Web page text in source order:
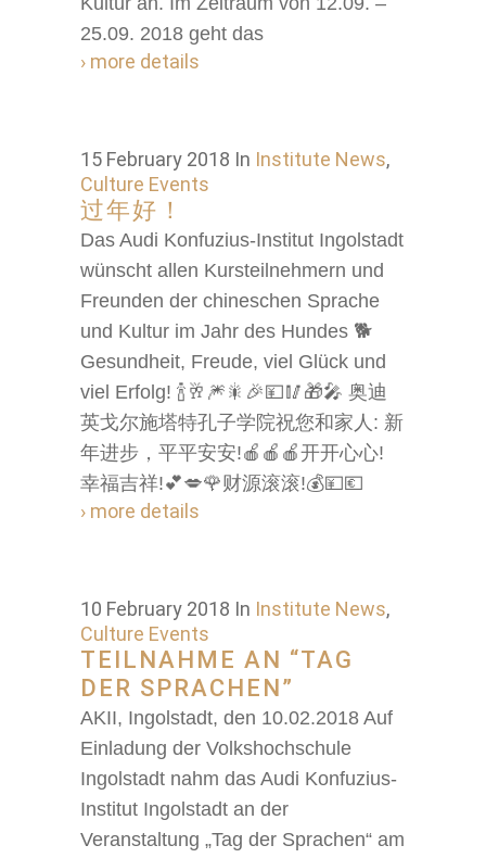
25.09. 2018 geht das
› more details
15 February 2018 In Institute News,
Culture Events
过年好！
Das Audi Konfuzius-Institut Ingolstadt
wünscht allen Kursteilnehmern und
Freunden der chineschen Sprache
und Kultur im Jahr des Hundes 🐕
Gesundheit, Freude, viel Glück und
viel Erfolg! 🍾🥂🎆🎇🎉💴🥢🎁🎤 奥迪
英戈尔施塔特孔子学院祝您和家人: 新
年进步，平平安安!🍎🍎🍎开开心心!
幸福吉祥!💕💋🌹财源滚滚!💰💴💶
› more details
10 February 2018 In Institute News,
Culture Events
TEILNAHME AN “TAG
DER SPRACHEN”
AKII, Ingolstadt, den 10.02.2018 Auf
Einladung der Volkshochschule
Ingolstadt nahm das Audi Konfuzius-
Institut Ingolstadt an der
Veranstaltung „Tag der Sprachen“ am